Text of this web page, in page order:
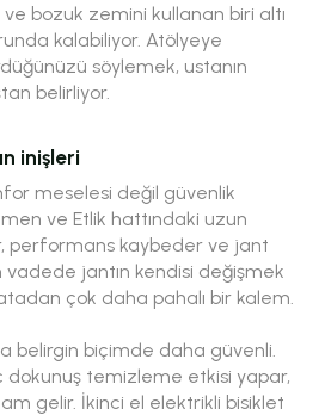
ve bozuk zemini kullanan biri altı
kalabiliyor. Atölyeye
söylemek, ustanın
belirliyor.
inişleri
meselesi değil güvenlik
ve Etlik hattındaki uzun
performans kaybeder ve jant
vadede jantın kendisi değişmek
çok daha pahalı bir kalem.
belirgin biçimde daha güvenli.
dokunuş temizleme etkisi yapar,
gelir. İkinci el elektrikli bisiklet